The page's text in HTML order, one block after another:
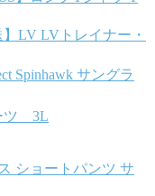
】LV LVトレイナー・
Spinhawk サングラ
ツ 3L
ショートパンツ サ